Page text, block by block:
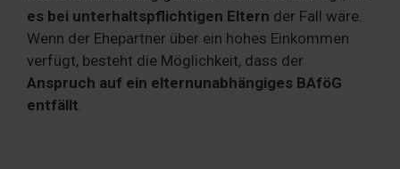
es bei unterhaltspflichtigen Eltern der Fall wäre.
Wenn der Ehepartner über ein hohes Einkommen
verfügt, besteht die Möglichkeit, dass der
Anspruch auf ein elternunabhängiges BAföG
entfällt.